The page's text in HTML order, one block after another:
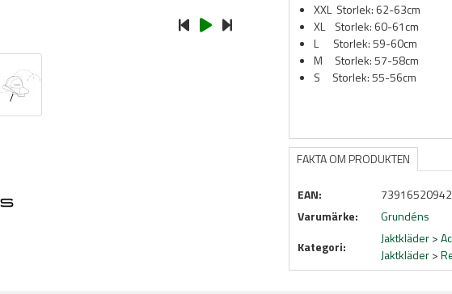
XXL Storlek: 62-63cm
XL Storlek: 60-61cm
L Storlek: 59-60cm
M Storlek: 57-58cm
S Storlek: 55-56cm
FAKTA OM PRODUKTEN
EAN:
Varumärke:
Grundéns
Kategori:
Jaktkläder>
Jaktkläder>